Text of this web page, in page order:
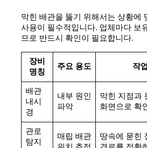
막힌 배관을 뚫기 위해서는 상황에
사용이 필수적입니다. 업체마다 보
므로 반드시 확인이 필요합니다.
장비
명칭
주요 용도 작
배관
내시
경
내부 원인
파악
막힌 지점과
화면으로 확
관로
탐지
매립 배관
땅속에 묻힌